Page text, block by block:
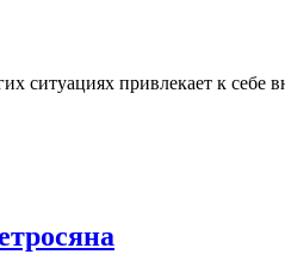
ситуациях привлекает к себе